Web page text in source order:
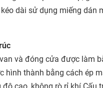
dài sử dụng miếng dán
và đóng cửa được làm
hình thành bằng cách ép